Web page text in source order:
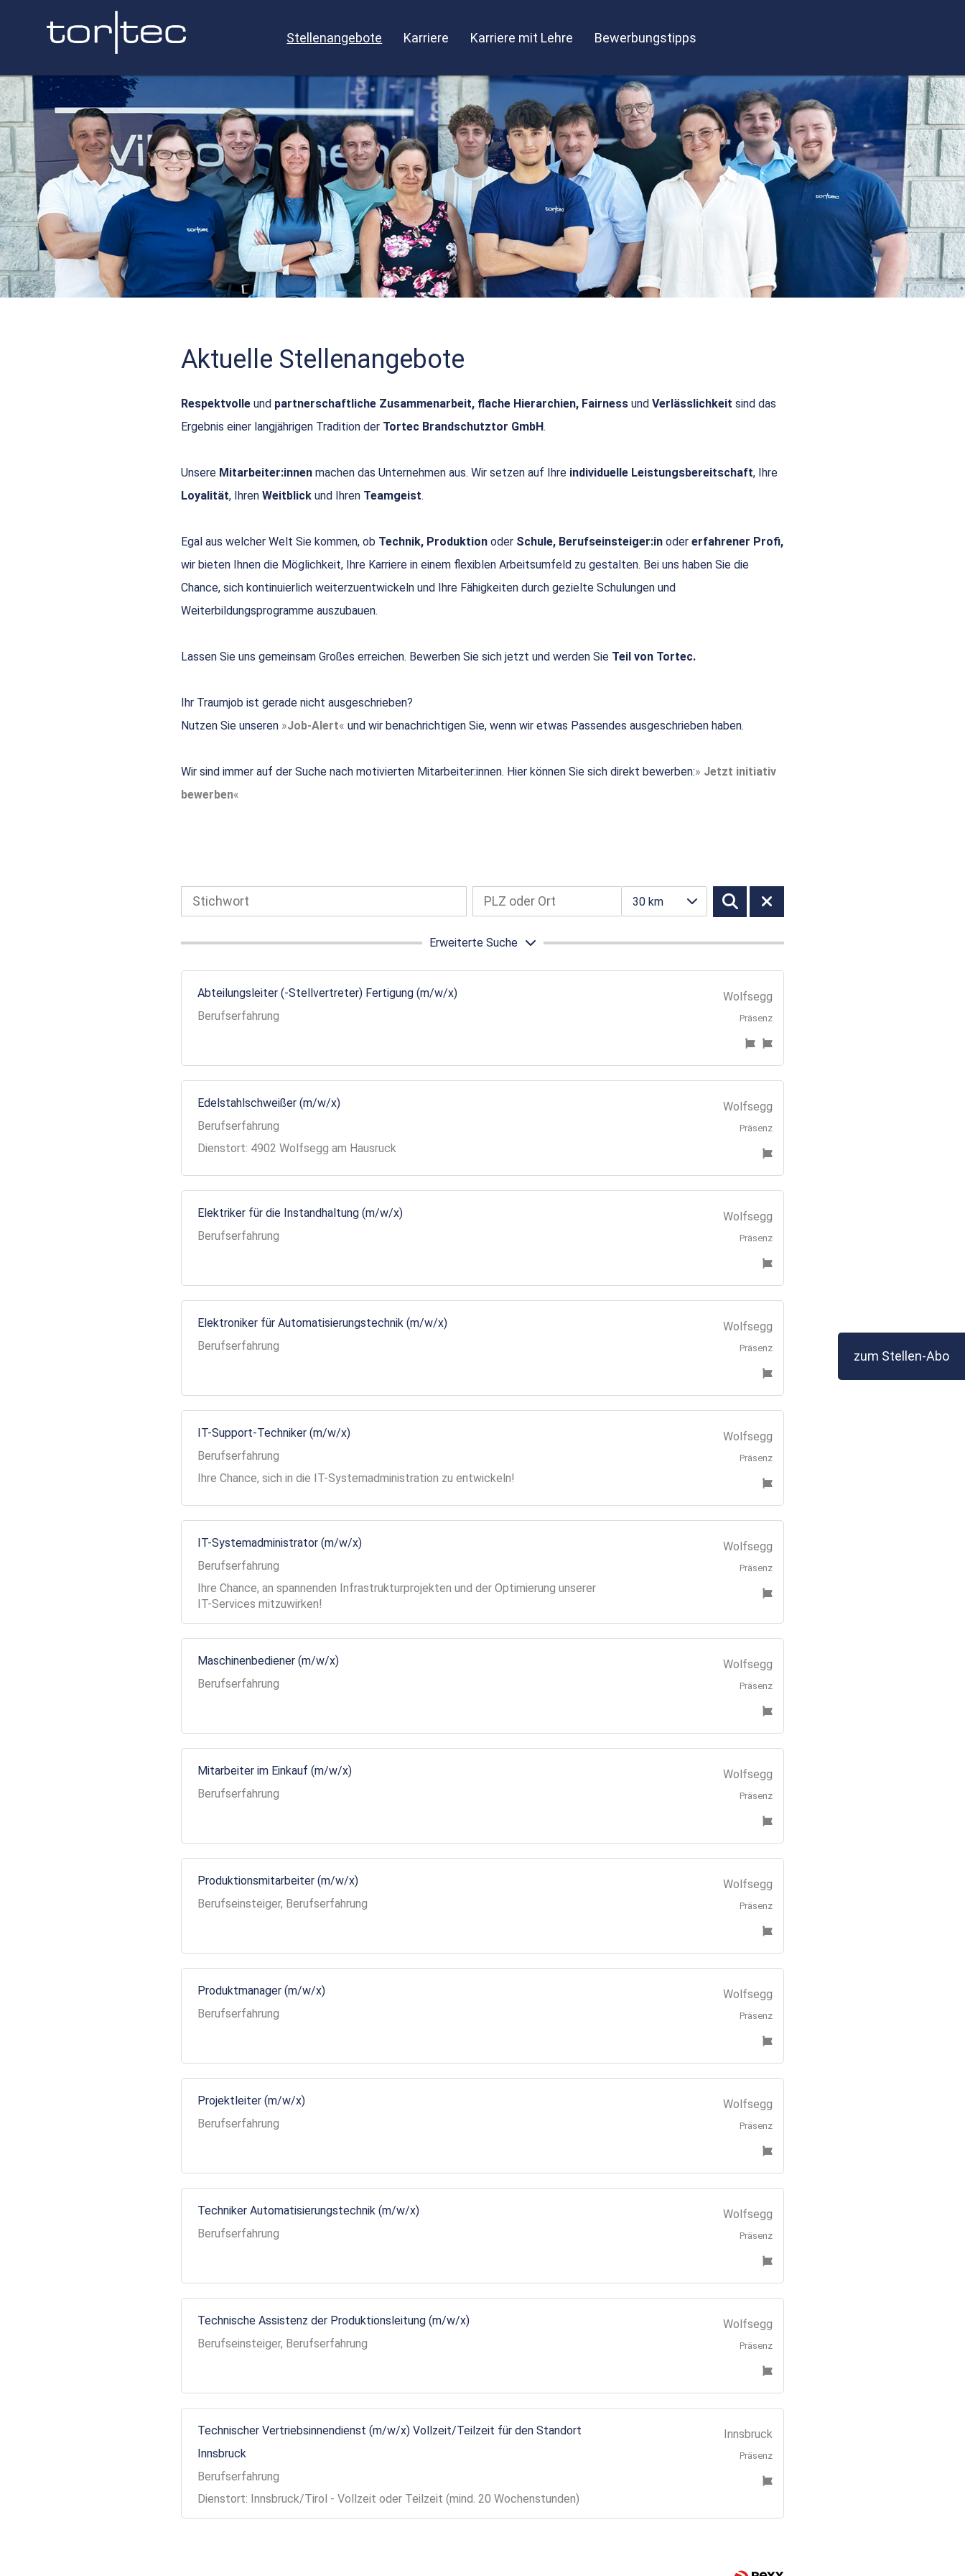
Stellenangebote Karriere Karriere mit Lehre Bewerbungstipps
Aktuelle Stellenangebote
Respektvolle und partnerschaftliche Zusammenarbeit, flache Hierarchien, Fairness und Verlässlichkeit sind das
Ergebnis einer langjährigen Tradition der Tortec Brandschutztor GmbH.
Unsere Mitarbeiter:innen machen das Unternehmen aus. Wir setzen auf Ihre individuelle Leistungsbereitschaft, Ihre
Loyalität, Ihren Weitblick und Ihren Teamgeist.
Egal aus welcher Welt Sie kommen, ob Technik, Produktion oder Schule, Berufseinsteiger:in oder erfahrener Profi,
wir bieten Ihnen die Möglichkeit, Ihre Karriere in einem flexiblen Arbeitsumfeld zu gestalten. Bei uns haben Sie die
Chance, sich kontinuierlich weiterzuentwickeln und Ihre Fähigkeiten durch gezielte Schulungen und
Weiterbildungsprogramme auszubauen.
Lassen Sie uns gemeinsam Großes erreichen. Bewerben Sie sich jetzt und werden Sie Teil von Tortec.
Ihr Traumjob ist gerade nicht ausgeschrieben?
Nutzen Sie unseren
Job-Alert und wir benachrichtigen Sie, wenn wir etwas Passendes ausgeschrieben haben.
Wir sind immer auf der Suche nach motivierten Mitarbeiter:innen. Hier können Sie sich direkt bewerben:
Jetzt initiativ
bewerben
30 km
Erweiterte Suche
Abteilungsleiter (-Stellvertreter) Fertigung (m/w/x)
Berufserfahrung
Wolfsegg
Präsenz
Edelstahlschweißer (m/w/x)
Berufserfahrung
Dienstort: 4902 Wolfsegg am Hausruck
Wolfsegg
Präsenz
Elektriker für die Instandhaltung (m/w/x)
Berufserfahrung
Wolfsegg
Präsenz
Elektroniker für Automatisierungstechnik (m/w/x)
Berufserfahrung
Wolfsegg
Präsenz
IT-Support-Techniker (m/w/x)
Berufserfahrung
Ihre Chance, sich in die IT-Systemadministration zu entwickeln!
Wolfsegg
Präsenz
IT-Systemadministrator (m/w/x)
Berufserfahrung
Ihre Chance, an spannenden Infrastrukturprojekten und der Optimierung unserer
IT-Services mitzuwirken!
Wolfsegg
Präsenz
Maschinenbediener (m/w/x)
Berufserfahrung
Wolfsegg
Präsenz
Mitarbeiter im Einkauf (m/w/x)
Berufserfahrung
Wolfsegg
Präsenz
Produktionsmitarbeiter (m/w/x)
Berufseinsteiger, Berufserfahrung
Wolfsegg
Präsenz
Produktmanager (m/w/x)
Berufserfahrung
Wolfsegg
Präsenz
Projektleiter (m/w/x)
Berufserfahrung
Wolfsegg
Präsenz
Techniker Automatisierungstechnik (m/w/x)
Berufserfahrung
Wolfsegg
Präsenz
Technische Assistenz der Produktionsleitung (m/w/x)
Berufseinsteiger, Berufserfahrung
Wolfsegg
Präsenz
Technischer Vertriebsinnendienst (m/w/x) Vollzeit/Teilzeit für den Standort
Innsbruck
Berufserfahrung
Dienstort: Innsbruck/Tirol - Vollzeit oder Teilzeit (mind. 20 Wochenstunden)
Innsbruck
Präsenz
zum Stellen-Abo